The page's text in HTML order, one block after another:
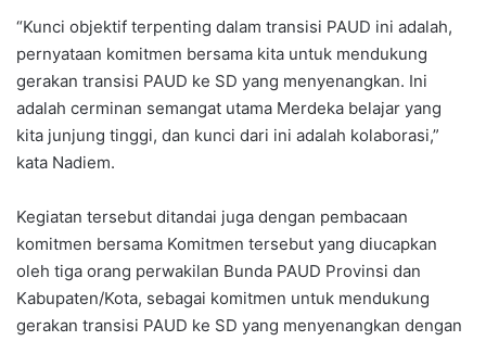
“Kunci objektif terpenting dalam transisi PAUD ini adalah,
pernyataan komitmen bersama kita untuk mendukung
gerakan transisi PAUD ke SD yang menyenangkan. Ini
adalah cerminan semangat utama Merdeka belajar yang
kita junjung tinggi, dan kunci dari ini adalah kolaborasi,”
kata Nadiem.
Kegiatan tersebut ditandai juga dengan pembacaan
komitmen bersama Komitmen tersebut yang diucapkan
oleh tiga orang perwakilan Bunda PAUD Provinsi dan
Kabupaten/Kota, sebagai komitmen untuk mendukung
gerakan transisi PAUD ke SD yang menyenangkan dengan